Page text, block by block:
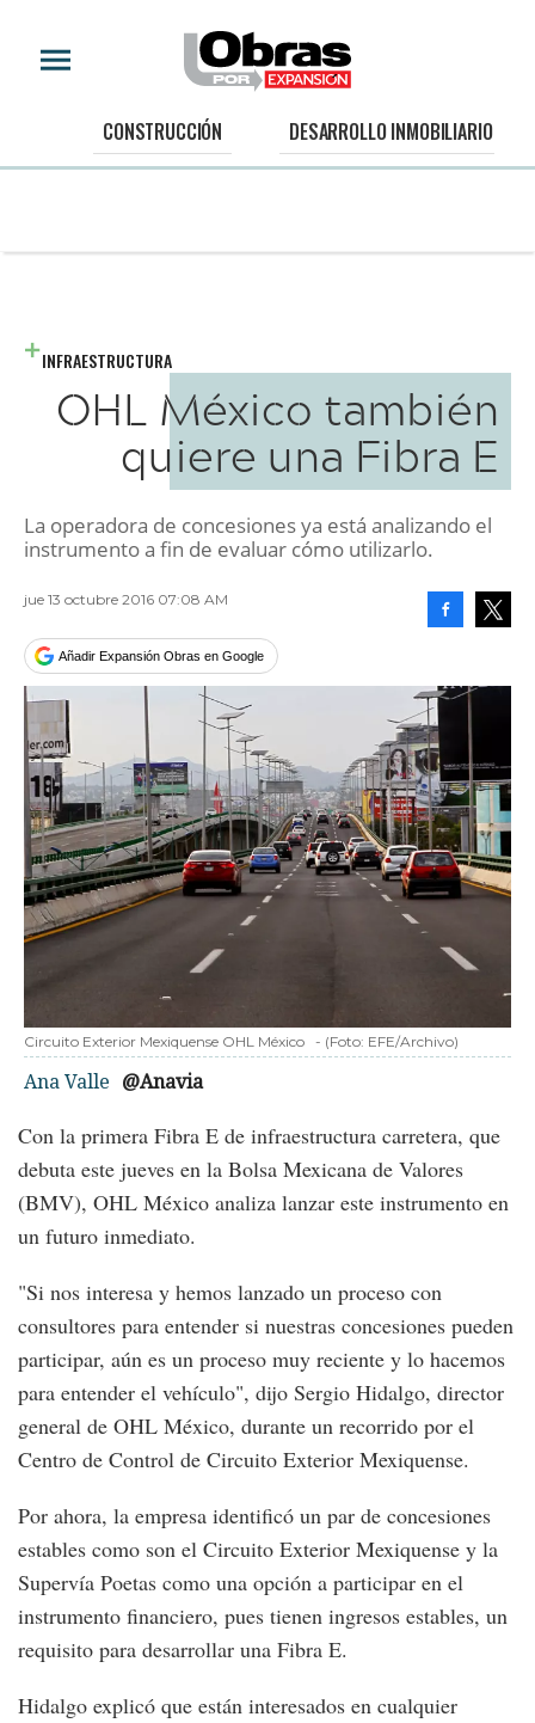
CONSTRUCCIÓN DESARROLLO INMOBILIARIO
INFRAESTRUCTURA
OHL México también
quiere una Fibra E
La operadora de concesiones ya está analizando el
instrumento a fin de evaluar cómo utilizarlo.
jue 13 octubre 2016 07:08 AM
Añadir Expansión Obras en Google
Circuito Exterior Mexiquense OHL México - (Foto: EFE/Archivo)
Ana Valle @Anavia
Con la primera Fibra E de infraestructura carretera, que
debuta este jueves en la Bolsa Mexicana de Valores
(BMV), OHL México analiza lanzar este instrumento en
un futuro inmediato.
"Si nos interesa y hemos lanzado un proceso con
consultores para entender si nuestras concesiones pueden
participar, aún es un proceso muy reciente y lo hacemos
para entender el vehículo", dijo Sergio Hidalgo, director
general de OHL México, durante un recorrido por el
Centro de Control de Circuito Exterior Mexiquense.
Por ahora, la empresa identificó un par de concesiones
estables como son el Circuito Exterior Mexiquense y la
Supervía Poetas como una opción a participar en el
instrumento financiero, pues tienen ingresos estables, un
requisito para desarrollar una Fibra E.
Hidalgo explicó que están interesados en cualquier